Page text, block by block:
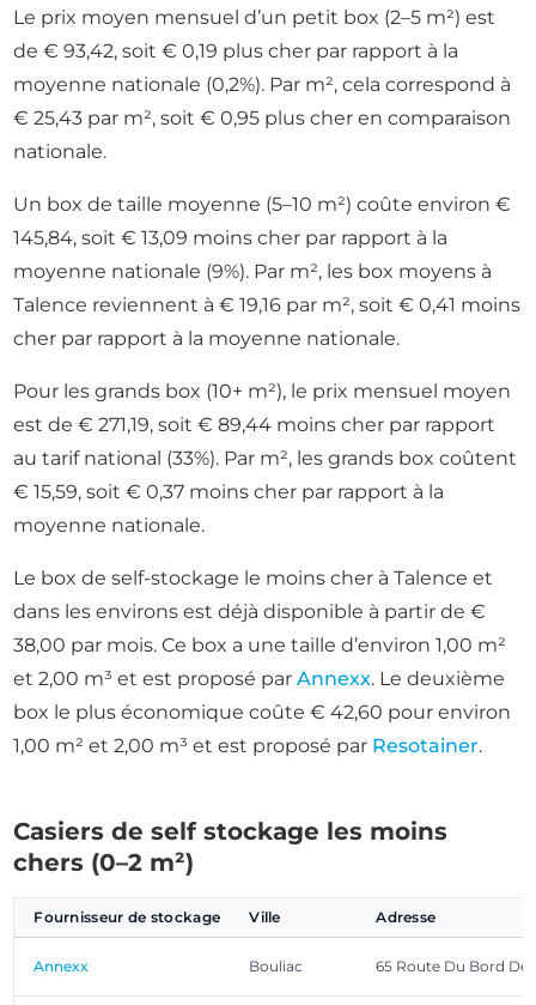
Le prix moyen mensuel d’un petit box (2–5 m²) est
de € 93,42, soit € 0,19 plus cher par rapport à la
moyenne nationale (0,2%). Par m², cela correspond à
€ 25,43 par m², soit € 0,95 plus cher en comparaison
nationale.
Un box de taille moyenne (5–10 m²) coûte environ €
145,84, soit € 13,09 moins cher par rapport à la
moyenne nationale (9%). Par m², les box moyens à
Talence reviennent à € 19,16 par m², soit € 0,41 moins
cher par rapport à la moyenne nationale.
Pour les grands box (10+ m²), le prix mensuel moyen
est de € 271,19, soit € 89,44 moins cher par rapport
au tarif national (33%). Par m², les grands box coûtent
€ 15,59, soit € 0,37 moins cher par rapport à la
moyenne nationale.
Le box de self-stockage le moins cher à Talence et
dans les environs est déjà disponible à partir de €
38,00 par mois. Ce box a une taille d’environ 1,00 m²
et 2,00 m³ et est proposé parAnnexx. Le deuxième
box le plus économique coûte € 42,60 pour environ
1,00 m² et 2,00 m³ et est proposé par Resotainer.
Casiers de self stockage les moins
chers (0–2 m²)
Fournisseur de stockage Ville Adresse
Annexx Bouliac 65 Route Du Bord De